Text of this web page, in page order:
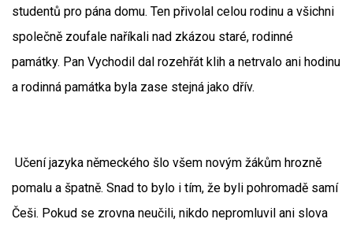
studentů pro pána domu. Ten přivolal celou rodinu a všichni
společně zoufale naříkali nad zkázou staré, rodinné
památky. Pan Vychodil dal rozehřát klih a netrvalo ani hodinu
a rodinná památka byla zase stejná jako dřív.
Učení jazyka německého šlo všem novým žákům hrozně
pomalu a špatně. Snad to bylo i tím, že byli pohromadě samí
Češi. Pokud se zrovna neučili, nikdo nepromluvil ani slova